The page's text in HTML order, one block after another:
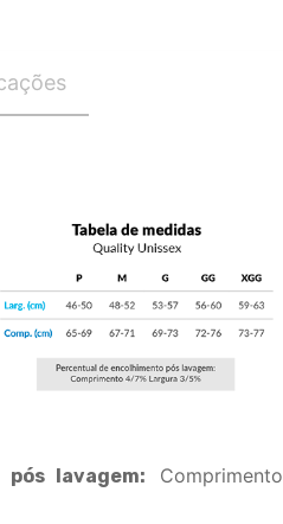
lavagem:
Comprimento